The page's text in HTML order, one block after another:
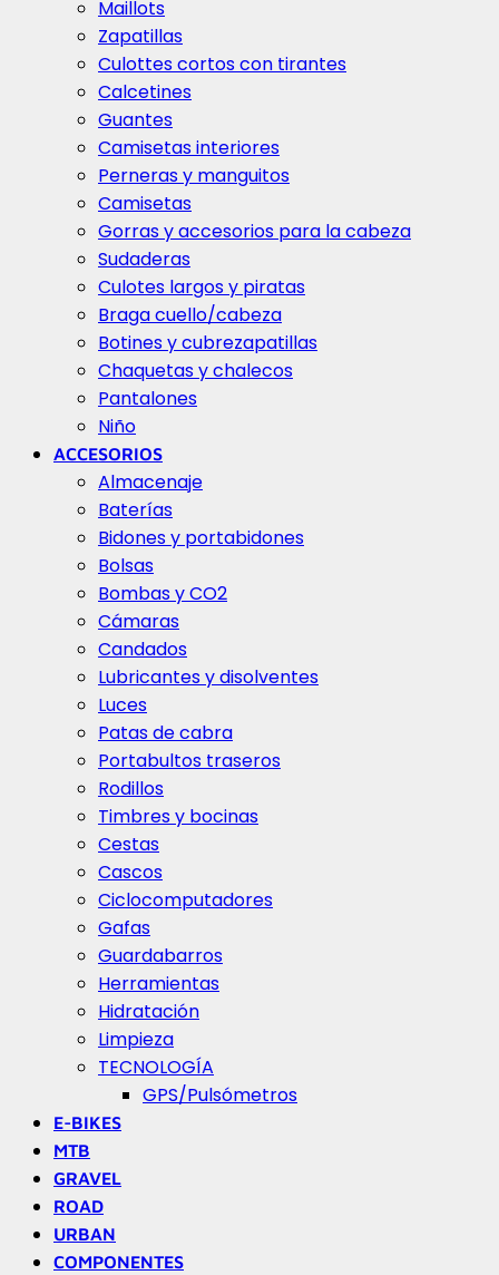
Maillots
Zapatillas
Culottes cortos con tirantes
Calcetines
Guantes
Camisetas interiores
Perneras y manguitos
Camisetas
Gorras y accesorios para la cabeza
Sudaderas
Culotes largos y piratas
Braga cuello/cabeza
Botines y cubrezapatillas
Chaquetas y chalecos
Pantalones
Niño
ACCESORIOS
Almacenaje
Baterías
Bidones y portabidones
Bolsas
Bombas y CO2
Cámaras
Candados
Lubricantes y disolventes
Luces
Patas de cabra
Portabultos traseros
Rodillos
Timbres y bocinas
Cestas
Cascos
Ciclocomputadores
Gafas
Guardabarros
Herramientas
Hidratación
Limpieza
TECNOLOGÍA
GPS/Pulsómetros
E-BIKES
MTB
GRAVEL
ROAD
URBAN
COMPONENTES